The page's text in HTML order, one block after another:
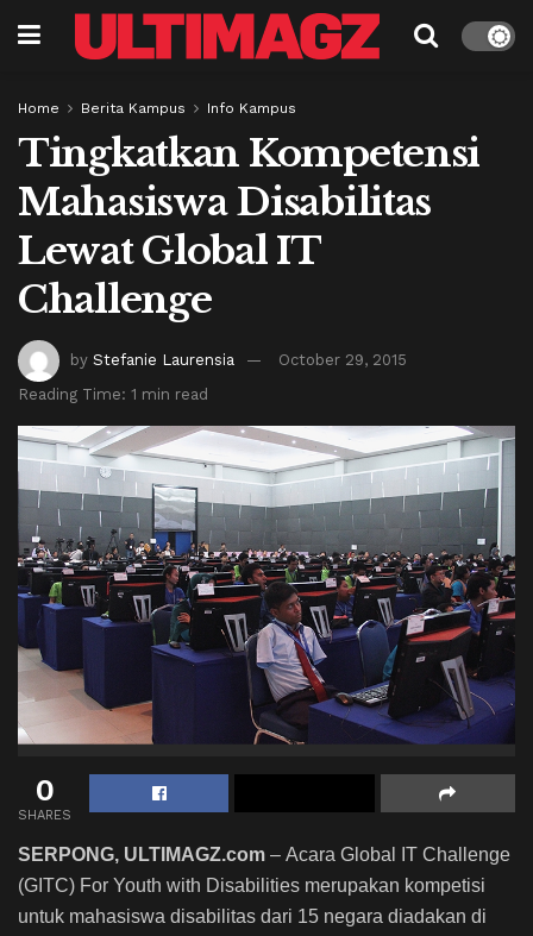
Home Berita Kampus Info Kampus
Tingkatkan Kompetensi
Mahasiswa Disabilitas
Lewat Global IT
Challenge
by Stefanie Laurensia
October 29, 2015
Reading Time: 1 min read
0
SHARES
SERPONG, ULTIMAGZ.com – Acara Global IT Challenge
(GITC) For Youth with Disabilities merupakan kompetisi
untuk mahasiswa disabilitas dari 15 negara diadakan di